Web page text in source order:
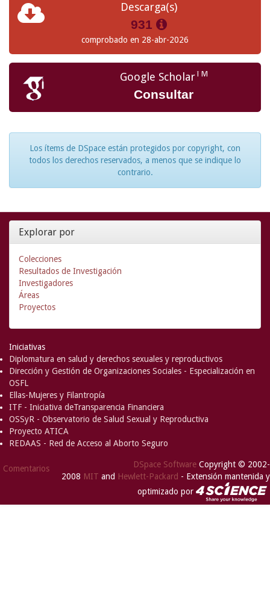
Descarga(s)
931
comprobado en 28-abr-2026
Google ScholarTM
Consultar
Los ítems de DSpace están protegidos por copyright, con
todos los derechos reservados, a menos que se indique lo
contrario.
Explorar por
Colecciones
Resultados de Investigación
Investigadores
Áreas
Proyectos
Iniciativas
Diplomatura en salud y derechos sexuales y reproductivos
Dirección y Gestión de Organizaciones Sociales - Especialización en
OSFL
Ellas-Mujeres y Filantropía
ITF - Iniciativa deTransparencia Financiera
OSSyR - Observatorio de Salud Sexual y Reproductiva
Proyecto ATICA
REDAAS - Red de Acceso al Aborto Seguro
Comentarios DSpace Software Copyright © 2002-
2008 MIT and Hewlett-Packard - Extensión mantenida y
optimizado por